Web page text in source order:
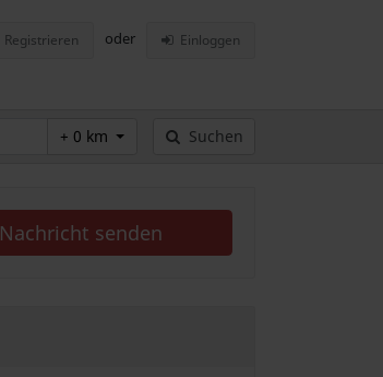
Registrieren oder Einloggen
+ 0 km Suchen
Nachricht senden